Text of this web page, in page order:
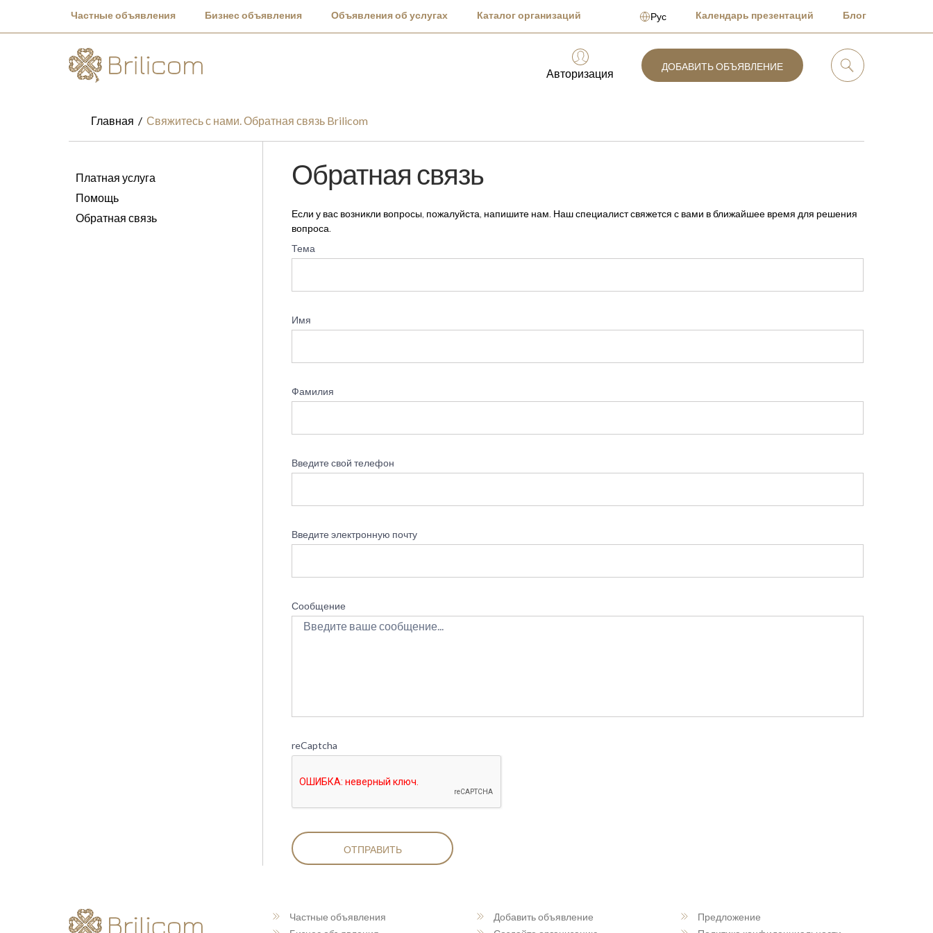
Частные объявления Бизнес объявления Объявления об услугах Каталог организаций Рус Календарь презентаций Блог
Авторизация
ДОБАВИТЬ ОБЪЯВЛЕНИЕ
Главная Свяжитесь с нами. Обратная связь Brilicom
Платная услуга
Помощь
Обратная связь
Обратная связь
Если у вас возникли вопросы, пожалуйста, напишите нам. Наш специалист свяжется с вами в ближайшее время для решения
вопроса.
Тема
Имя
Фамилия
Введите свой телефон
Введите электронную почту
Сообщение
reCaptcha
ОТПРАВИТЬ
Частные объявления
Добавить объявление
Предложение